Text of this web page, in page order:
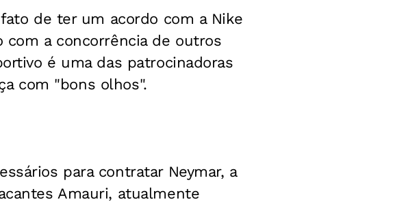
de ter um acordo com a Nike
com a concorrência de outros
é uma das patrocinadoras
com "bons olhos".
para contratar Neymar, a
Amauri, atualmente